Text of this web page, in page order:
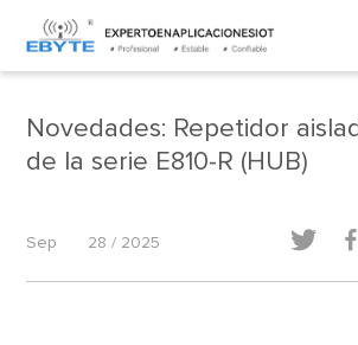
Home > Dinámica del producto
Novedades: Repetidor
de la serie E810-R (HUB)
Sep 28 / 2025  